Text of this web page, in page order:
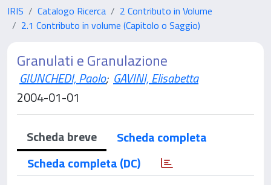
IRIS Catalogo Ricerca
2 Contributo in Volume
2.1 Contributo in volume (Capitolo o Saggio)
Granulati e Granulazione
GIUNCHEDI, Paolo; GAVINI, Elisabetta
2004-01-01
Scheda breve
Scheda completa
Scheda completa (DC)